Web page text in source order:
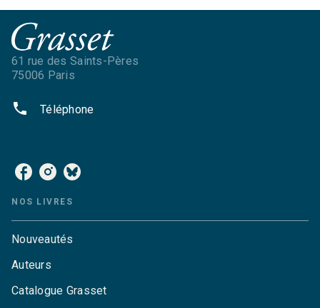
61 rue des Saints-Pères
75006 Paris
phone Téléphone
NOS LIVRES
Nouveautés
Auteurs
Catalogue Grasset